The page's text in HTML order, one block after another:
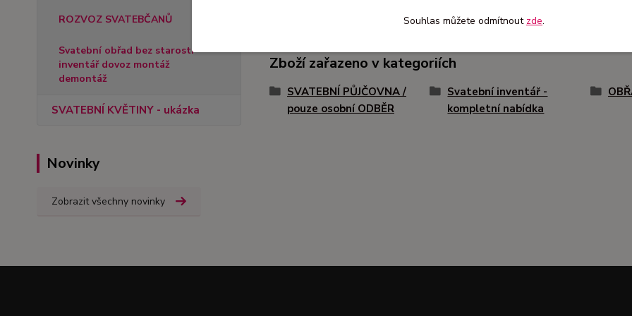
ROZVOZ SVATEBČANŮ
Svatební obřad bez starostí -
inventář dovoz montáž
demontáž
SVATEBNÍ KVĚTINY - ukázka
Novinky
Zobrazit všechny novinky
Zboží zařazeno v kategoriích
SVATEBNÍ PŮJČOVNA /
pouze osobní ODBĚR
Svatební inventář -
kompletní nabídka
Souhlas můžete odmítnout zde.